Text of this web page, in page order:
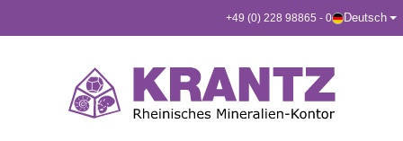
+49 (0) 228 98865 - 0 Deutsch